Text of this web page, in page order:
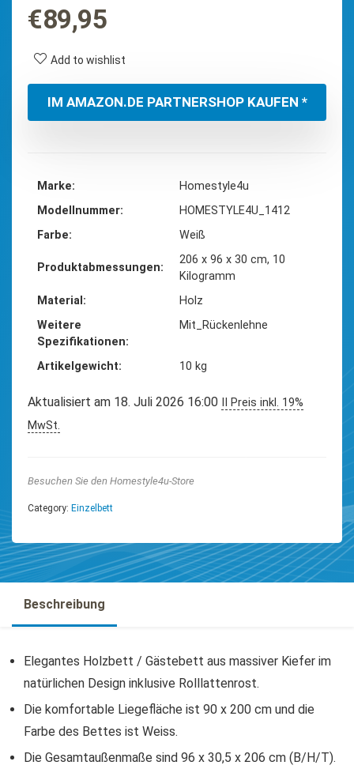
€89,95
Add to wishlist
IM AMAZON.DE PARTNERSHOP KAUFEN *
Marke
‎Homestyle4u
Modellnummer
‎HOMESTYLE4U_1412
Farbe
‎Weiß
Produktabmessungen
‎206 x 96 x 30 cm, 10
Kilogramm
Material
‎Holz
Weitere
Spezifikationen
‎Mit_Rückenlehne
Artikelgewicht ‎10 kg
Aktualisiert am 18. Juli 2026 16:00
II Preis inkl. 19%
MwSt.
Besuchen Sie den Homestyle4u-Store
Category: Einzelbett
Beschreibung
Elegantes Holzbett / Gästebett aus massiver Kiefer im
natürlichen Design inklusive Rolllattenrost.
Die komfortable Liegefläche ist 90 x 200 cm und die
Farbe des Bettes ist Weiss.
Die Gesamtaußenmaße sind 96 x 30,5 x 206 cm (B/H/T).